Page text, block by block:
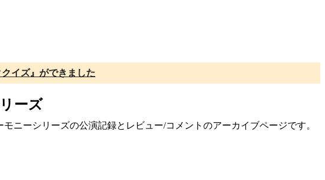
イズ』ができました
ーズ
ニーシリーズの公演記録とレビュー/コメントのアーカイブページです。